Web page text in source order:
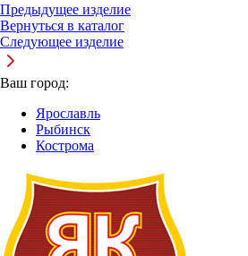
Предыдущее изделие
Вернуться в каталог
Следующее изделие
Ваш город:
Ярославль
Рыбинск
Кострома